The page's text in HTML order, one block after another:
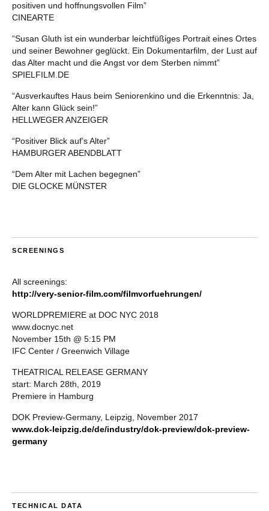
positiven und hoffnungsvollen Film”
CINEARTE
“Susan Gluth ist ein wunderbar leichtfüßiges Portrait eines Ortes
und seiner Bewohner geglückt. Ein Dokumentarfilm, der Lust auf
das Alter macht und die Angst vor dem Sterben nimmt”
SPIELFILM.DE
“Ausverkauftes Haus beim Seniorenkino und die Erkenntnis: Ja,
Alter kann Glück sein!”
HELLWEGER ANZEIGER
“Positiver Blick auf’s Alter”
HAMBURGER ABENDBLATT
“Dem Alter mit Lachen begegnen”
DIE GLOCKE MÜNSTER
SCREENINGS
All screenings:
http://very-senior-film.com/filmvorfuehrungen/
WORLDPREMIERE at DOC NYC 2018
www.docnyc.net
November 15th @ 5:15 PM
IFC Center / Greenwich Village
THEATRICAL RELEASE GERMANY
start: March 28th, 2019
Premiere in Hamburg
DOK Preview-Germany, Leipzig, November 2017
www.dok-leipzig.de/de/industry/dok-preview/dok-preview-
germany
TECHNICAL DATA